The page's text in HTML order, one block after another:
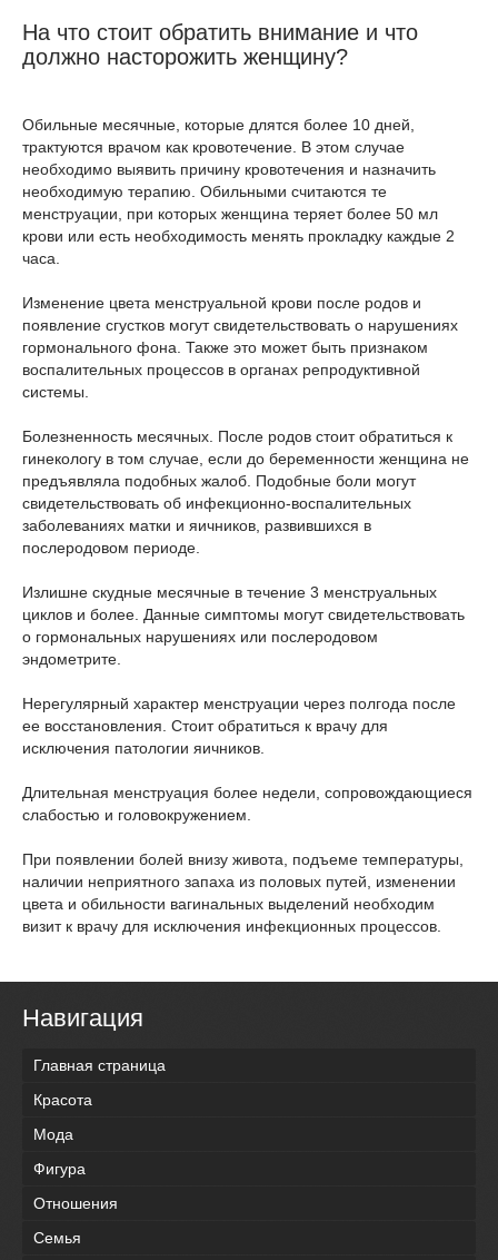
На что стоит обратить внимание и что
должно насторожить женщину?
Обильные месячные, которые длятся более 10 дней,
трактуются врачом как кровотечение. В этом случае
необходимо выявить причину кровотечения и назначить
необходимую терапию. Обильными считаются те
менструации, при которых женщина теряет более 50 мл
крови или есть необходимость менять прокладку каждые 2
часа.
Изменение цвета менструальной крови после родов и
появление сгустков могут свидетельствовать о нарушениях
гормонального фона. Также это может быть признаком
воспалительных процессов в органах репродуктивной
системы.
Болезненность месячных. После родов стоит обратиться к
гинекологу в том случае, если до беременности женщина не
предъявляла подобных жалоб. Подобные боли могут
свидетельствовать об инфекционно-воспалительных
заболеваниях матки и яичников, развившихся в
послеродовом периоде.
Излишне скудные месячные в течение 3 менструальных
циклов и более. Данные симптомы могут свидетельствовать
о гормональных нарушениях или послеродовом
эндометрите.
Нерегулярный характер менструации через полгода после
ее восстановления. Стоит обратиться к врачу для
исключения патологии яичников.
Длительная менструация более недели, сопровождающиеся
слабостью и головокружением.
При появлении болей внизу живота, подъеме температуры,
наличии неприятного запаха из половых путей, изменении
цвета и обильности вагинальных выделений необходим
визит к врачу для исключения инфекционных процессов.
Навигация
Главная страница
Красота
Мода
Фигура
Отношения
Семья